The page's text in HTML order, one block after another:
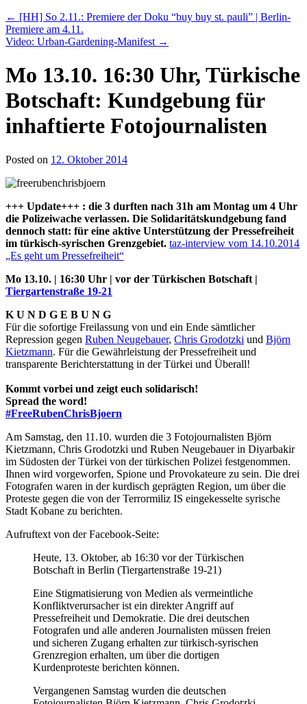
← [HH] So 2.11.: Premiere der Doku “buy buy st. pauli” | Berlin-
Premiere am 4.11.
Video: Urban-Gardening-Manifest →
Mo 13.10. 16:30 Uhr, Türkische
Botschaft: Kundgebung für
inhaftierte Fotojournalisten
Posted on 12. Oktober 2014
+++ Update+++ : die 3 durften nach 31h am Montag um 4 Uhr
die Polizeiwache verlassen. Die Solidaritätskundgebung fand
dennoch statt: für eine aktive Unterstützung der Pressefreiheit
im türkisch-syrischen Grenzgebiet. taz-interview vom 14.10.2014
„Es geht um Pressefreiheit“
Mo 13.10. | 16:30 Uhr | vor der Türkischen Botschaft |
Tiergartenstraße 19-21
K U N D G E B U N G
Für die sofortige Freilassung von und ein Ende sämtlicher
Repression gegen Ruben Neugebauer, Chris Grodotzki und Björn
Kietzmann. Für die Gewährleistung der Pressefreiheit und
transparente Berichterstattung in der Türkei und Überall!
Kommt vorbei und zeigt euch solidarisch!
Spread the word!
#FreeRubenChrisBjoern
Am Samstag, den 11.10. wurden die 3 Fotojournalisten Björn
Kietzmann, Chris Grodotzki und Ruben Neugebauer in Diyarbakir
im Südosten der Türkei von der türkischen Polizei festgenommen.
Ihnen wird vorgeworfen, Spione und Provokateure zu sein. Die drei
Fotografen waren in der kurdisch geprägten Region, um über die
Proteste gegen die von der Terrormiliz IS eingekesselte syrische
Stadt Kobane zu berichten.
Aufruftext von der Facebook-Seite:
Heute, 13. Oktober, ab 16:30 vor der Türkischen
Botschaft in Berlin (Tiergartenstraße 19-21)
Eine Stigmatisierung von Medien als vermeintliche
Konfliktverursacher ist ein direkter Angriff auf
Pressefreiheit und Demokratie. Die drei deutschen
Fotografen und alle anderen Journalisten müssen freien
und sicheren Zugang erhalten zur türkisch-syrischen
Grenzregion erhalten, um über die dortigen
Kurdenproteste berichten können.
Vergangenen Samstag wurden die deutschen